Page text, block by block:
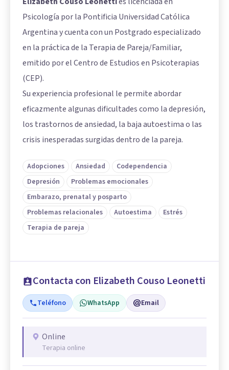
Psicología por la Pontificia Universidad Católica
Argentina y cuenta con un Postgrado especializado
en la práctica de la Terapia de Pareja/Familiar,
emitido por el Centro de Estudios en Psicoterapias
(CEP).
Su experiencia profesional le permite abordar
eficazmente algunas dificultades como la depresión,
los trastornos de ansiedad, la baja autoestima o las
crisis inesperadas surgidas dentro de la pareja.
Adopciones Ansiedad
Codependencia
Depresión
Problemas emocionales
Embarazo, prenatal y posparto
Problemas relacionales
Autoestima
Estrés
Terapia de pareja
Contacta con Elizabeth Couso Leonetti
Teléfono WhatsApp Email
Online
Terapia online